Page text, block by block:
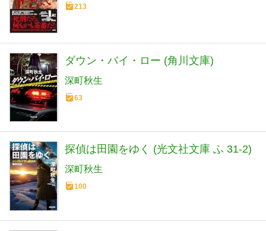
213
ダウン・バイ・ロー (角川文庫)
深町秋生
63
探偵は田園をゆく (光文社文庫 ふ 31-2)
深町秋生
100